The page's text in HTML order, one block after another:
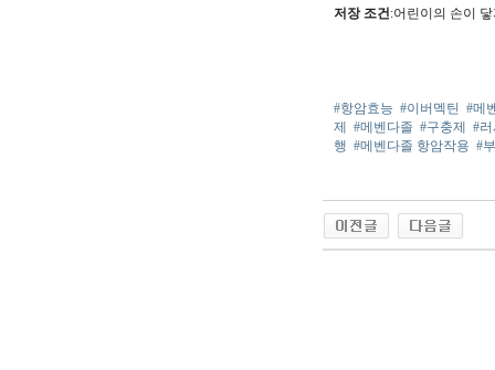
저장 조건:어린이의 손이
#항암효능 #이버멕틴 #메
제
#메벤다졸 #구충제
#
행 #메벤다졸 항암작용 #